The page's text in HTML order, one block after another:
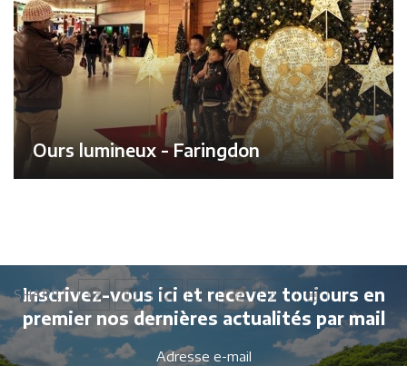
SHARE
Ours lumineux - Faringdon
Inscrivez-vous ici et recevez toujours en
premier nos dernières actualités par mail
Adresse e-mail